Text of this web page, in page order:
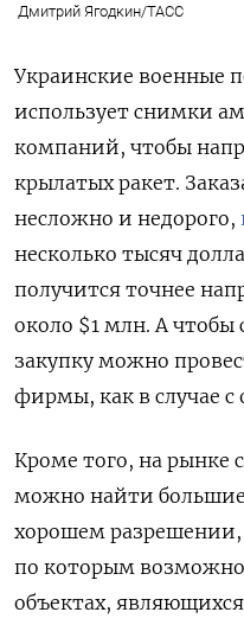
Дмитрий Ягодкин/ТАСС
Украинские военные
использует снимки
компаний, чтобы
крылатых ракет.
несложно и недорого,
несколько тысяч
получится точнее
около $1 млн. А чтобы
закупку можно
фирмы, как в случае с
Кроме того, на рынке
можно найти
хорошем
по которым возможно
объектах,